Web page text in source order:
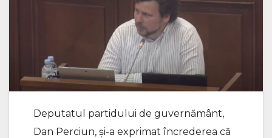
Deputatul partidului de guvernământ,
Dan Perciun, și-a exprimat încrederea că